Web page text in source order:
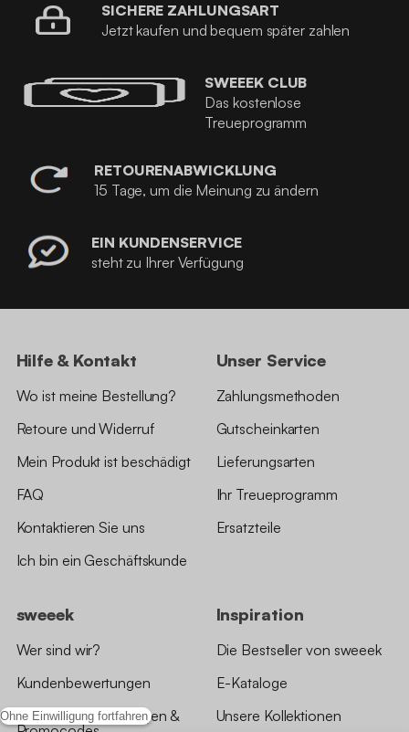
Ohne Einwilligung fortfahren
SICHERE ZAHLUNGSART
Jetzt kaufen und bequem später zahlen
SWEEEK CLUB
Das kostenlose
Treueprogramm
RETOURENABWICKLUNG
15 Tage, um die Meinung zu ändern
EIN KUNDENSERVICE
steht zu Ihrer Verfügung
Hilfe & Kontakt
Wo ist meine Bestellung?
Retoure und Widerruf
Mein Produkt ist beschädigt
FAQ
Kontaktieren Sie uns
Ich bin ein Geschäftskunde
Unser Service
Zahlungsmethoden
Gutscheinkarten
Lieferungsarten
Ihr Treueprogramm
Ersatzteile
sweeek
Wer sind wir?
Kundenbewertungen
*Angebotsbedingungen &
Inspiration
Die Bestseller von sweeek
E-Kataloge
Unsere Kollektionen